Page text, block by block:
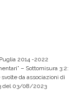
2014 -2022
– Sottomisura 3:2:
da associazioni di
del 03/08/2023